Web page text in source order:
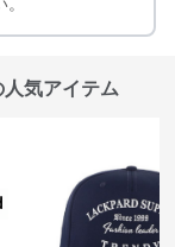
気アイテム